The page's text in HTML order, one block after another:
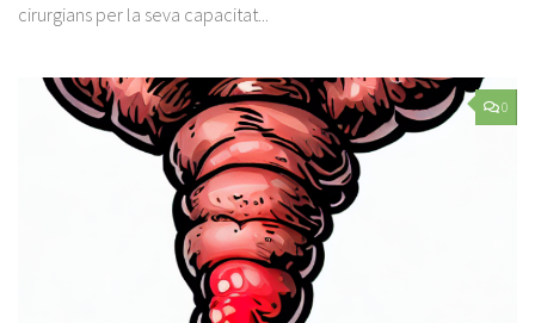
cirurgians per la seva capacitat...
0